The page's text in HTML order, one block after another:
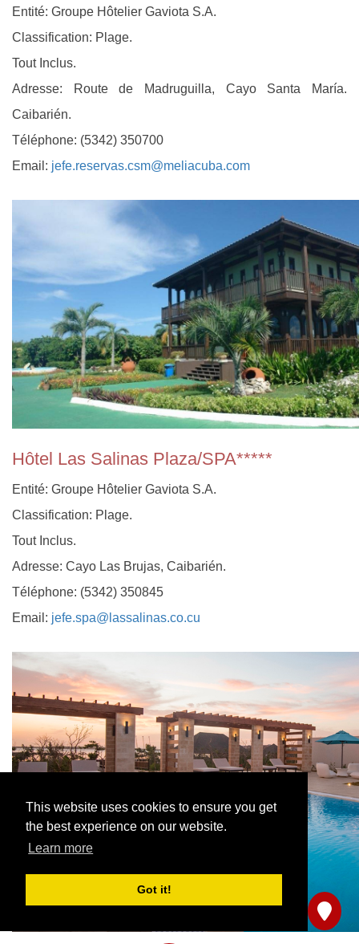
This website uses cookies to ensure you get
the best experience on our website.
Learn more
Got it!
Partagez-nous votre avis
Entité: Groupe Hôtelier Gaviota S.A.
Classification: Plage.
Tout Inclus.
Adresse: Route de Madruguilla, Cayo Santa María.
Caibarién.
Téléphone: (5342) 350700
Email: jefe.reservas.csm@meliacuba.com
Hôtel Las Salinas Plaza/SPA*****
Entité: Groupe Hôtelier Gaviota S.A.
Classification: Plage.
Tout Inclus.
Adresse: Cayo Las Brujas, Caibarién.
Téléphone: (5342) 350845
Email: jefe.spa@lassalinas.co.cu